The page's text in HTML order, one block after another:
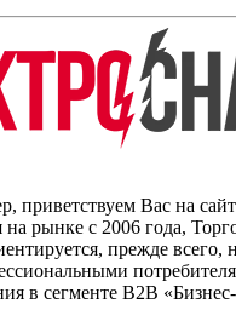
приветствуем Вас на
на рынке с 2006 года,
прежде всего,
в сегменте B2B